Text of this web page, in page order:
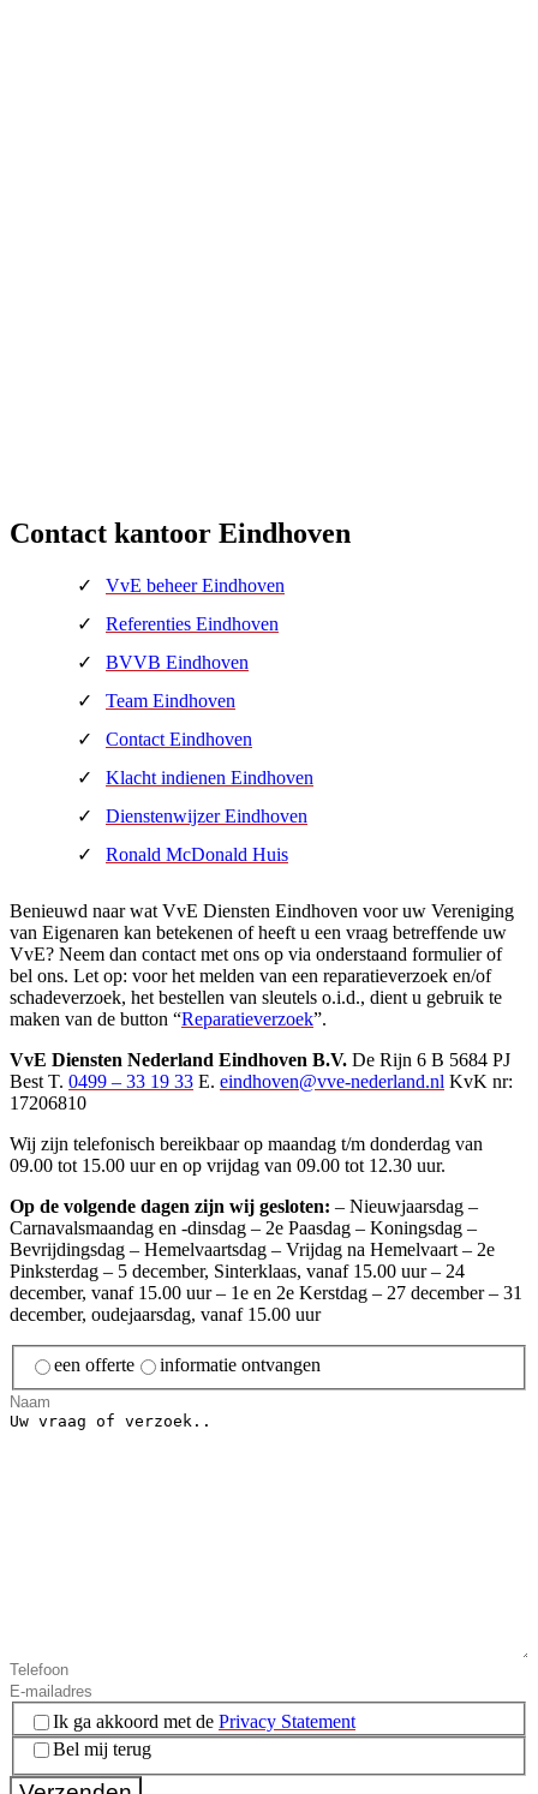
Contact kantoor Eindhoven
VvE beheer Eindhoven
Referenties Eindhoven
BVVB Eindhoven
Team Eindhoven
Contact Eindhoven
Klacht indienen Eindhoven
Dienstenwijzer Eindhoven
Ronald McDonald Huis
Benieuwd naar wat VvE Diensten Eindhoven voor uw Vereniging
van Eigenaren kan betekenen of heeft u een vraag betreffende uw
VvE? Neem dan contact met ons op via onderstaand formulier of
bel ons. Let op: voor het melden van een reparatieverzoek en/of
schadeverzoek, het bestellen van sleutels o.i.d., dient u gebruik te
maken van de button “Reparatieverzoek”.
VvE Diensten Nederland Eindhoven B.V. De Rijn 6 B 5684 PJ
Best T. 0499 – 33 19 33 E. eindhoven@vve-nederland.nl KvK nr:
17206810
Wij zijn telefonisch bereikbaar op maandag t/m donderdag van
09.00 tot 15.00 uur en op vrijdag van 09.00 tot 12.30 uur.
Op de volgende dagen zijn wij gesloten: – Nieuwjaarsdag –
Carnavalsmaandag en -dinsdag – 2e Paasdag – Koningsdag –
Bevrijdingsdag – Hemelvaartsdag – Vrijdag na Hemelvaart – 2e
Pinksterdag – 5 december, Sinterklaas, vanaf 15.00 uur– 24
december, vanaf 15.00 uur– 1e en 2e Kerstdag – 27 december– 31
december, oudejaarsdag, vanaf 15.00 uur
een offerte informatie ontvangen
Instemming(Vereist)
Ik ga akkoord met de Privacy Statement
Bel mij terug